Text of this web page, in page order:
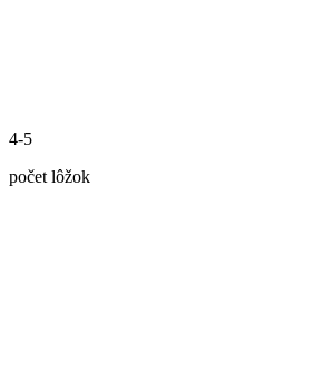
4-5
počet lôžok